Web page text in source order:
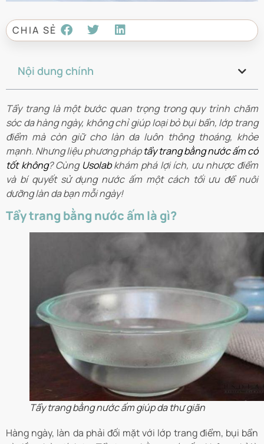
CHIA SẺ
Nội dung chính
Tẩy trang là một bước quan trọng trong quy trình chăm
sóc da hàng ngày, không chỉ giúp loại bỏ bụi bẩn, lớp trang
điểm mà còn giữ cho làn da luôn thông thoáng, khỏe
mạnh. Nhưng liệu phương pháptẩy trang bằng nước ấm có
tốt không? Cùng Usolabkhám phá lợi ích, ưu nhược điểm
và bí quyết sử dụng nước ấm một cách tối ưu để nuôi
dưỡng làn da bạn mỗi ngày!
Tẩy trang bằng nước ấm là gì?
Tẩy trang bằng nước ấm giúp da thư giãn
Hàng ngày, làn da phải đối mặt với lớp trang điểm, bụi bẩn